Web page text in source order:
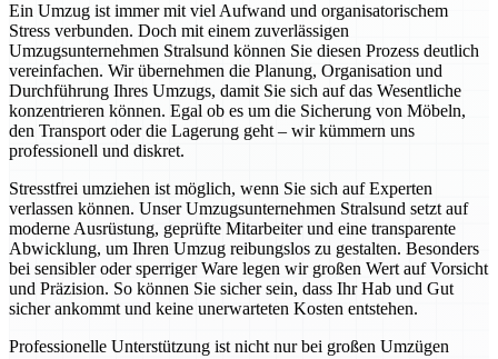
Ein Umzug ist immer mit viel Aufwand und organisatorischem
Stress verbunden. Doch mit einem zuverlässigen
Umzugsunternehmen Stralsund können Sie diesen Prozess deutlich
vereinfachen. Wir übernehmen die Planung, Organisation und
Durchführung Ihres Umzugs, damit Sie sich auf das Wesentliche
konzentrieren können. Egal ob es um die Sicherung von Möbeln,
den Transport oder die Lagerung geht – wir kümmern uns
professionell und diskret.
Stresstfrei umziehen ist möglich, wenn Sie sich auf Experten
verlassen können. Unser Umzugsunternehmen Stralsund setzt auf
moderne Ausrüstung, geprüfte Mitarbeiter und eine transparente
Abwicklung, um Ihren Umzug reibungslos zu gestalten. Besonders
bei sensibler oder sperriger Ware legen wir großen Wert auf Vorsicht
und Präzision. So können Sie sicher sein, dass Ihr Hab und Gut
sicher ankommt und keine unerwarteten Kosten entstehen.
Professionelle Unterstützung ist nicht nur bei großen Umzügen